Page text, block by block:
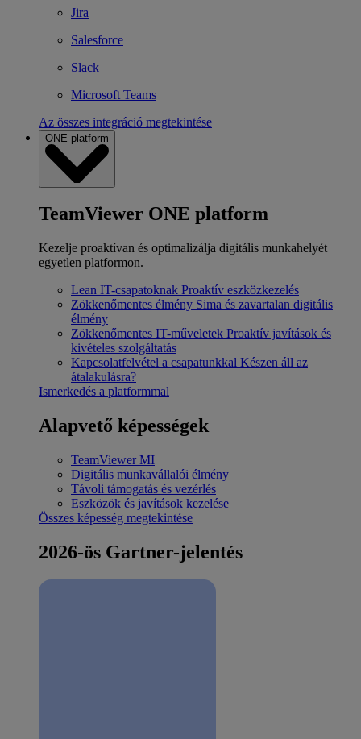
Jira
Salesforce
Slack
Microsoft Teams
Az összes integráció megtekintése
ONE platform
TeamViewer ONE platform
Kezelje proaktívan és optimalizálja digitális munkahelyét
egyetlen platformon.
Lean IT-csapatoknak Proaktív eszközkezelés
Zökkenőmentes élmény Sima és zavartalan digitális
élmény
Zökkenőmentes IT-műveletek Proaktív javítások és
kivételes szolgáltatás
Kapcsolatfelvétel a csapatunkkal Készen áll az
átalakulásra?
Ismerkedés a platformmal
Alapvető képességek
TeamViewer MI
Digitális munkavállalói élmény
Távoli támogatás és vezérlés
Eszközök és javítások kezelése
Összes képesség megtekintése
2026-ös Gartner-jelentés